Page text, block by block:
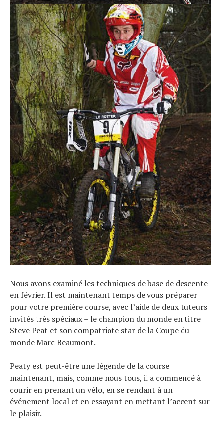
Nous avons examiné les techniques de base de descente
en février. Il est maintenant temps de vous préparer
pour votre première course, avec l’aide de deux tuteurs
invités très spéciaux – le champion du monde en titre
Steve Peat et son compatriote star de la Coupe du
monde Marc Beaumont.
Peaty est peut-être une légende de la course
maintenant, mais, comme nous tous, il a commencé à
courir en prenant un vélo, en se rendant à un
événement local et en essayant en mettant l’accent sur
le plaisir.